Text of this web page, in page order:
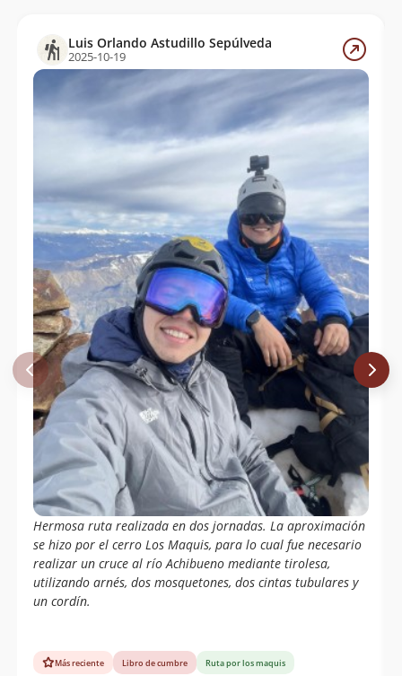
02/11/12
Erick Troncoso, Marcelo Quezada, Don
Tito, Don Waldo, Prof Marcelo, Y Otros
09/04/07
Felipe González, Paula Salgado
Claudio Mellado, Ruperto Cortes Pedro
07/01/06
Felipe Montero Jaramillo, Magdalena
Montero, Felipe Montero Brunner,
Carlos Parada, Quelo Parada, Armando
Montero
05/08/03
Marcelo Urrutia, Manuel Méndez,
Daniel Meza, Omar Méndez, Francis
Rocha, Raúl Bustos, Maximiliano Ruiz,
Cristian Parada, Julio Freire, Militares
De Montaña Regimiento Los Ángeles
01/05/03
Ismael Mena Valdés
Carlos Andrés Correa Grez
Juan Spiniak
19/01/95
Claudio Mellado, Pedro Cofre.
04/03/65
Wolfgang Förster
Sergio Kunstmann
Luis Orlando Astudillo Sepúlveda
2025-10-19
Hermosa ruta realizada en dos jornadas. La aproximación
se hizo por el cerro Los Maquis, para lo cual fue necesario
realizar un cruce al río Achibueno mediante tirolesa,
utilizando arnés, dos mosquetones, dos cintas tubulares y
un cordín.
Más reciente Libro de cumbre Ruta por los maquis